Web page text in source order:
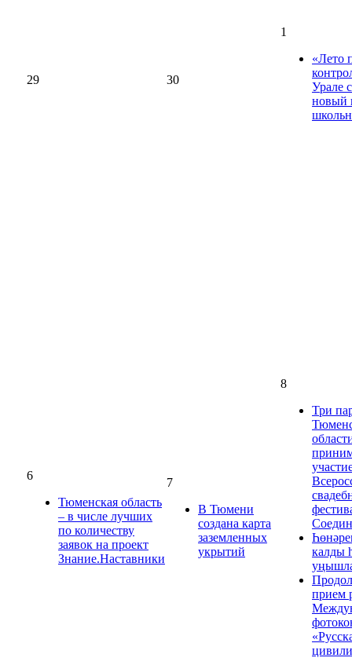
29 30
1
«Лето
Урале
новый
6
Тюменская область
– в числе лучших
по количеству
заявок на проект
Знание.Наставники
7
В Тюмени
создана карта
заземленных
укрытий
8
Три
калды
прием